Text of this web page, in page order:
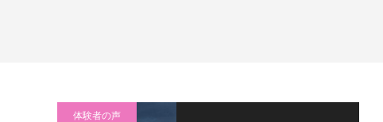
体験者の声